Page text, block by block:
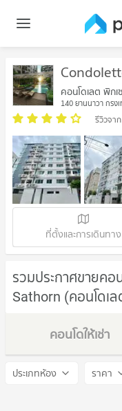
คอนโดเลต พิก
140 ยานนาวา กรุง
รีวิวจา
ที่ตั้งและการเดินทาง
รวมประกาศขายค
Sathorn (คอนโดเ
คอนโดให้เช่า
Condolette Pixel
ประเภทห้อง ราคา